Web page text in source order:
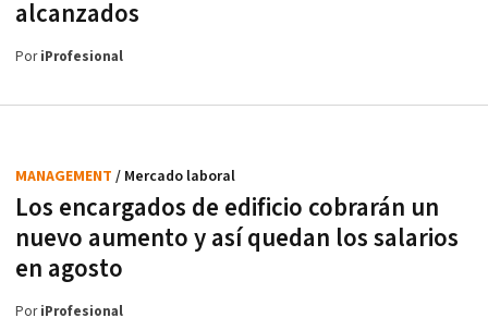
alcanzados
PoriProfesional
Los encargados de edificio cobrarán un
nuevo aumento y así quedan los salarios
en agosto
MANAGEMENT / Mercado laboral
PoriProfesional